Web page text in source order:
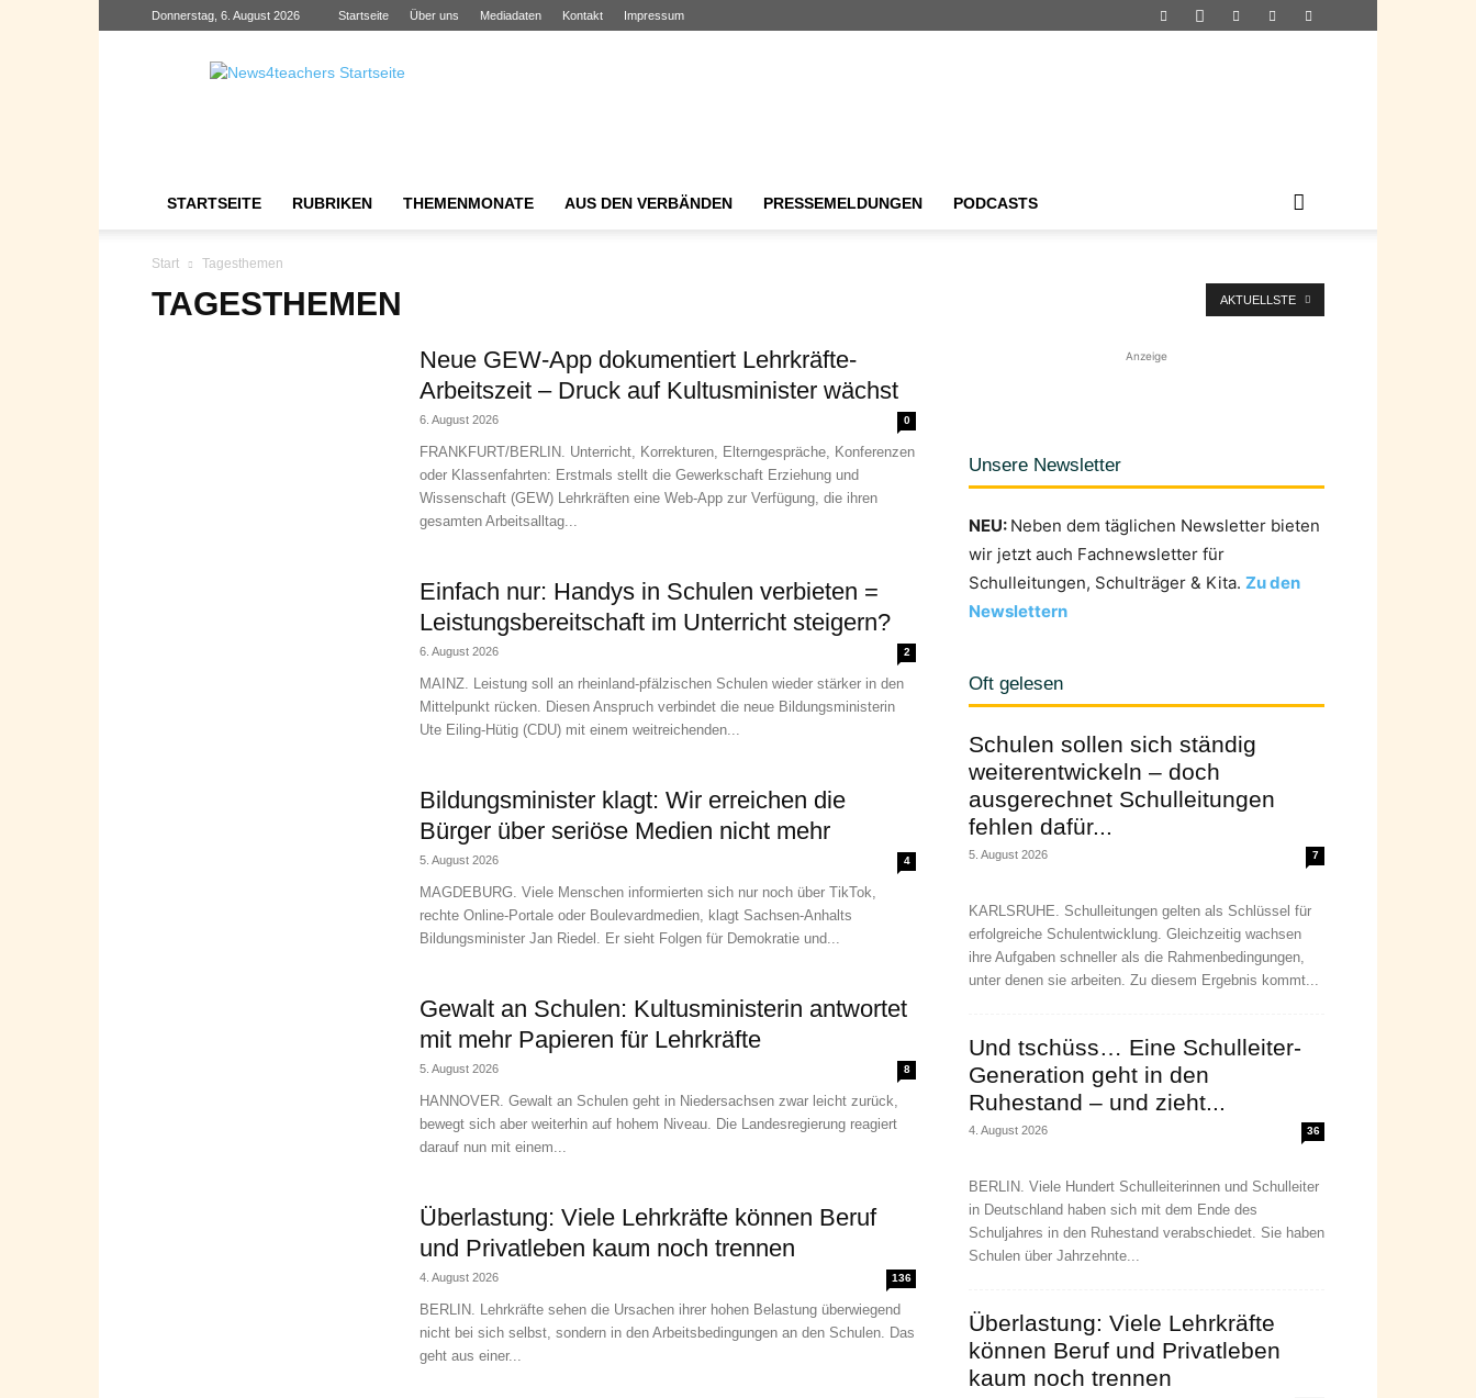
Donnerstag, 6. August 2026 Startseite Über uns Mediadaten Kontakt Impressum
News4teachers
STARTSEITE RUBRIKEN THEMENMONATE AUS DEN VERBÄNDEN PRESSEMELDUNGEN PODCASTS
Start Tagesthemen
TAGESTHEMEN AKTUELLSTE
Neue GEW-App dokumentiert Lehrkräfte-
Arbeitszeit – Druck auf Kultusminister wächst
6. August 2026 0
FRANKFURT/BERLIN. Unterricht, Korrekturen, Elterngespräche, Konferenzen
oder Klassenfahrten: Erstmals stellt die Gewerkschaft Erziehung und
Wissenschaft (GEW) Lehrkräften eine Web-App zur Verfügung, die ihren
gesamten Arbeitsalltag...
Einfach nur: Handys in Schulen verbieten =
Leistungsbereitschaft im Unterricht steigern?
6. August 2026 2
MAINZ. Leistung soll an rheinland-pfälzischen Schulen wieder stärker in den
Mittelpunkt rücken. Diesen Anspruch verbindet die neue Bildungsministerin
Ute Eiling-Hütig (CDU) mit einem weitreichenden...
Bildungsminister klagt: Wir erreichen die
Bürger über seriöse Medien nicht mehr
5. August 2026 4
MAGDEBURG. Viele Menschen informierten sich nur noch über TikTok,
rechte Online-Portale oder Boulevardmedien, klagt Sachsen-Anhalts
Bildungsminister Jan Riedel. Er sieht Folgen für Demokratie und...
Gewalt an Schulen: Kultusministerin antwortet
mit mehr Papieren für Lehrkräfte
5. August 2026 8
HANNOVER. Gewalt an Schulen geht in Niedersachsen zwar leicht zurück,
bewegt sich aber weiterhin auf hohem Niveau. Die Landesregierung reagiert
darauf nun mit einem...
Überlastung: Viele Lehrkräfte können Beruf
und Privatleben kaum noch trennen
4. August 2026 136
BERLIN. Lehrkräfte sehen die Ursachen ihrer hohen Belastung überwiegend
nicht bei sich selbst, sondern in den Arbeitsbedingungen an den Schulen. Das
geht aus einer...
Anzeige
Unsere Newsletter
NEU: Neben dem täglichen Newsletter bieten
wir jetzt auch Fachnewsletter für
Schulleitungen, Schulträger & Kita. Zu den
Newslettern
Oft gelesen
Schulen sollen sich ständig
weiterentwickeln – doch
ausgerechnet Schulleitungen
fehlen dafür...
5. August 2026 7
KARLSRUHE. Schulleitungen gelten als Schlüssel für
erfolgreiche Schulentwicklung. Gleichzeitig wachsen
ihre Aufgaben schneller als die Rahmenbedingungen,
unter denen sie arbeiten. Zu diesem Ergebnis kommt...
Und tschüss… Eine Schulleiter-
Generation geht in den
Ruhestand – und zieht...
4. August 2026 36
BERLIN. Viele Hundert Schulleiterinnen und Schulleiter
in Deutschland haben sich mit dem Ende des
Schuljahres in den Ruhestand verabschiedet. Sie haben
Schulen über Jahrzehnte...
Überlastung: Viele Lehrkräfte
können Beruf und Privatleben
kaum noch trennen